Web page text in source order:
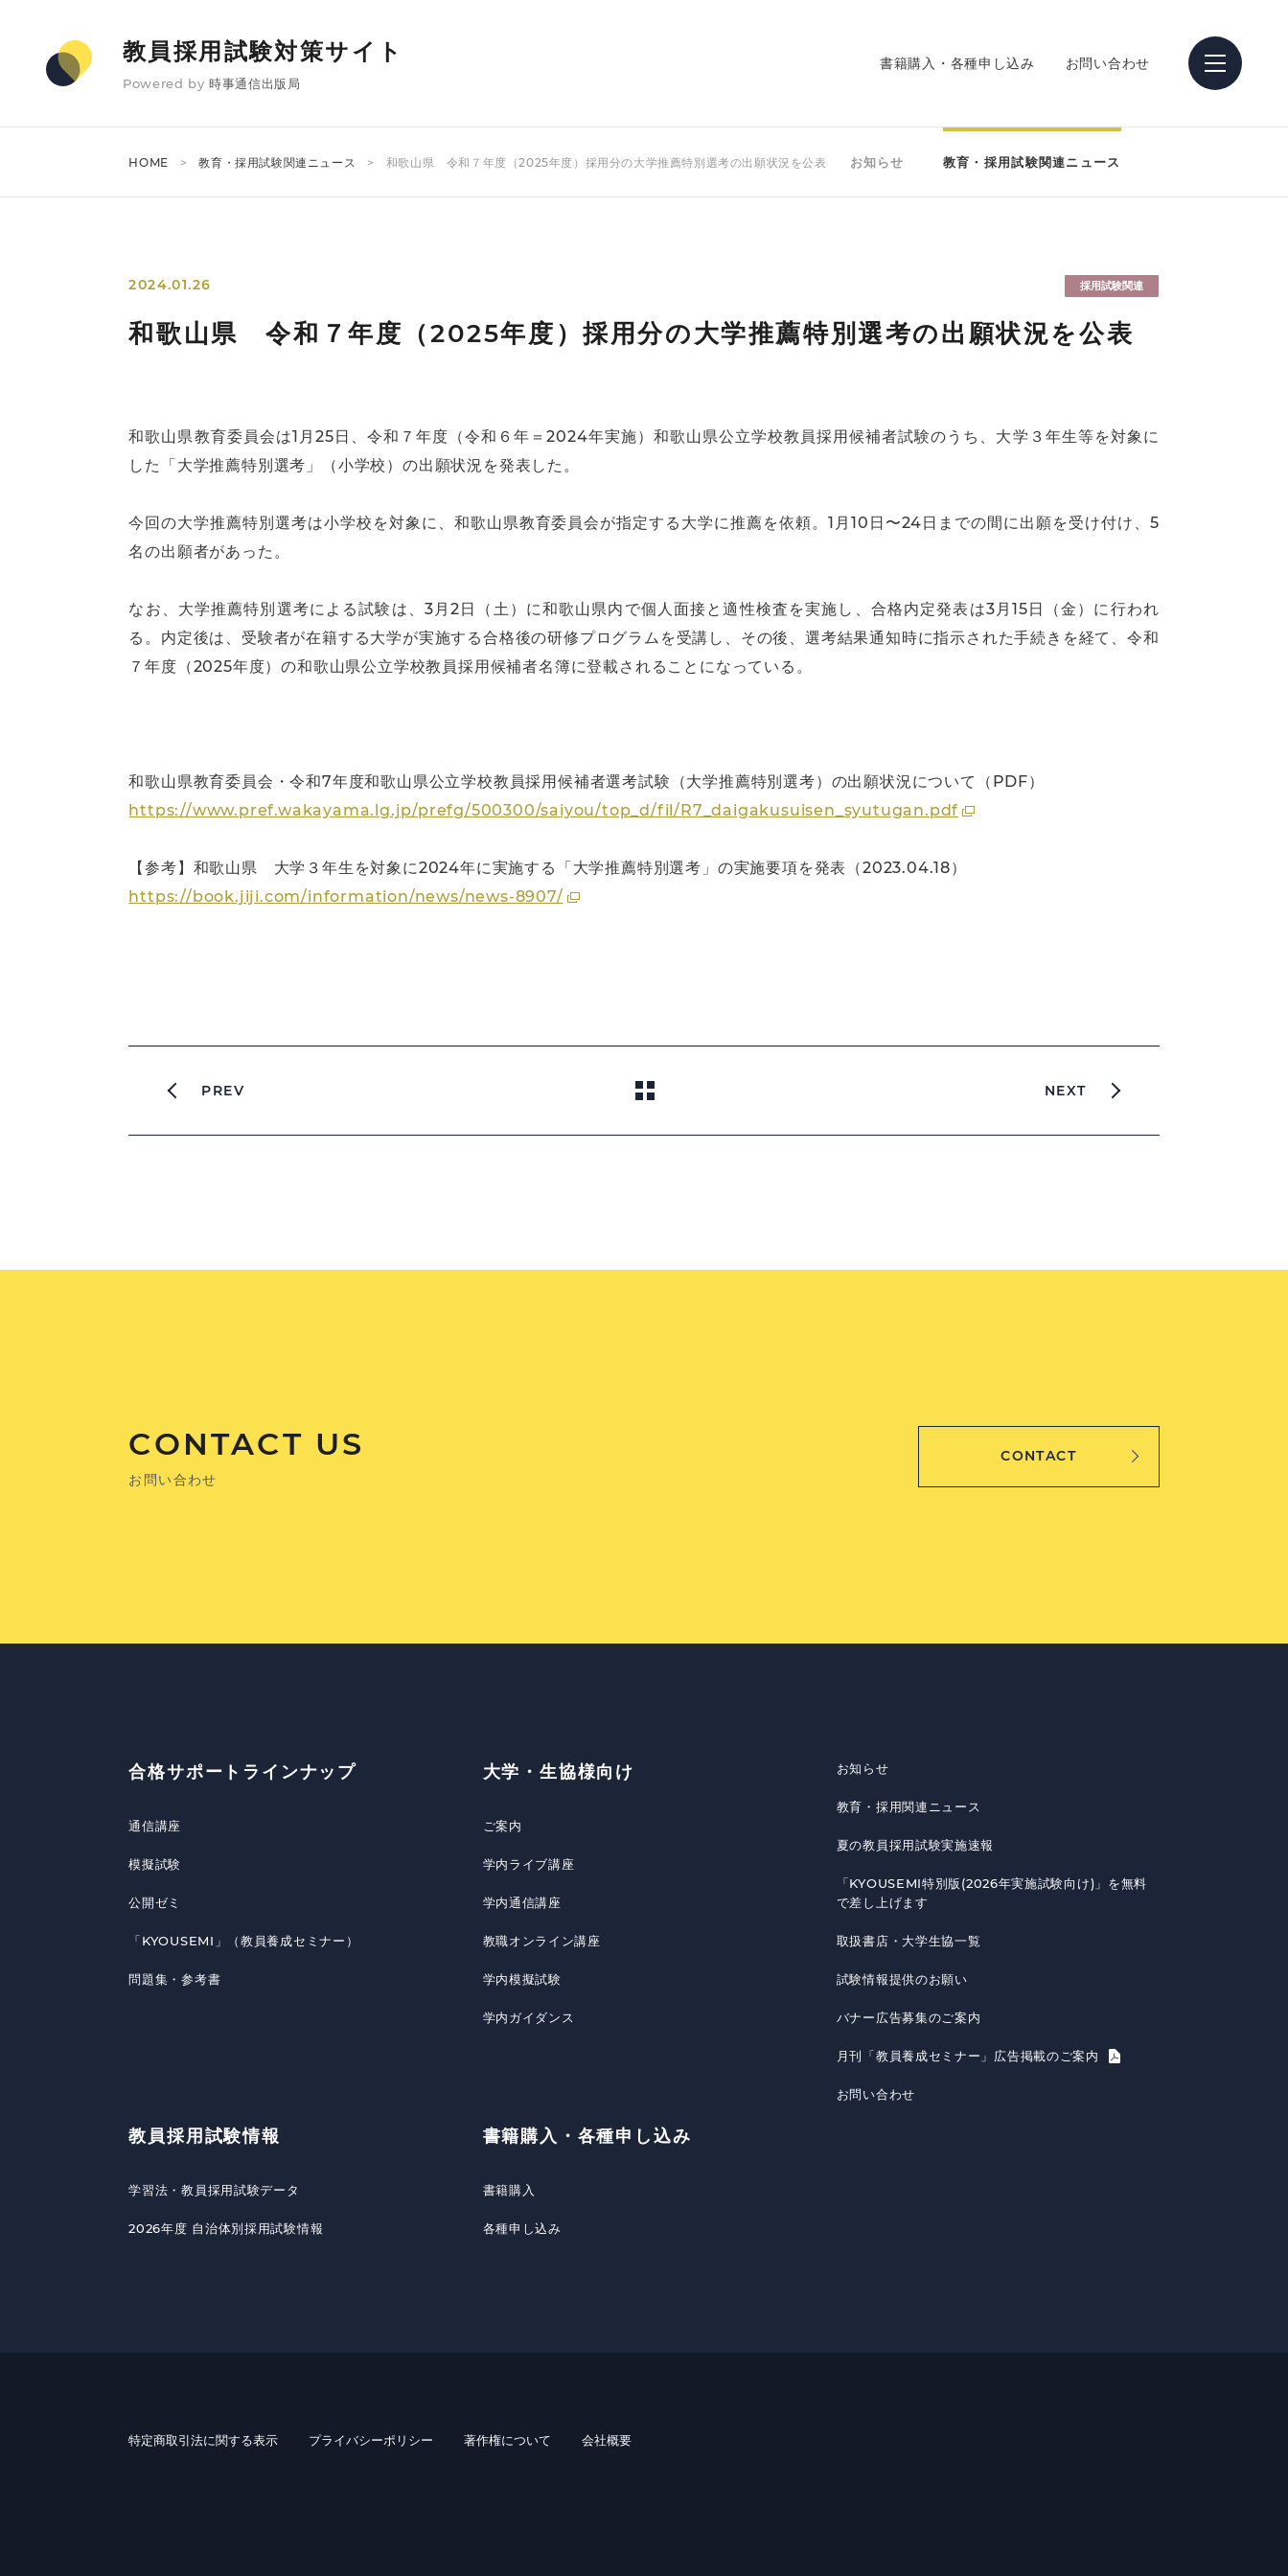
教員採用試験対策サイト
Powered by 時事通信出版局
書籍購入・各種申し込み お問い合わせ
HOME 教育・採用試験関連ニュース 和歌山県 令和７年度（2025年度）採用分の大学推薦特別選考の出願状況を公表 お知らせ 教育・採用試験関連ニュース
2024.01.26 採用試験関連
和歌山県 令和７年度（2025年度）採用分の大学推薦特別選考の出願状況を公表
和歌山県教育委員会は1月25日、令和７年度（令和６年＝2024年実施）和歌山県公立学校教員採用候補者試験のうち、大学３年生等を対象に
した「大学推薦特別選考」（小学校）の出願状況を発表した。
今回の大学推薦特別選考は小学校を対象に、和歌山県教育委員会が指定する大学に推薦を依頼。1月10日〜24日までの間に出願を受け付け、5
名の出願者があった。
なお、大学推薦特別選考による試験は、3月2日（土）に和歌山県内で個人面接と適性検査を実施し、合格内定発表は3月15日（金）に行われ
る。内定後は、受験者が在籍する大学が実施する合格後の研修プログラムを受講し、その後、選考結果通知時に指示された手続きを経て、令和
７年度（2025年度）の和歌山県公立学校教員採用候補者名簿に登載されることになっている。
和歌山県教育委員会・令和7年度和歌山県公立学校教員採用候補者選考試験（大学推薦特別選考）の出願状況について（PDF）
https://www.pref.wakayama.lg.jp/prefg/500300/saiyou/top_d/fil/R7_daigakusuisen_syutugan.pdf
【参考】和歌山県 大学３年生を対象に2024年に実施する「大学推薦特別選考」の実施要項を発表（2023.04.18）
https://book.jiji.com/information/news/news-8907/
PREV NEXT
CONTACT US
お問い合わせ
CONTACT
合格サポートラインナップ
通信講座
模擬試験
公開ゼミ
「KYOUSEMI」（教員養成セミナー）
問題集・参考書
教員採用試験情報
学習法・教員採用試験データ
2026年度 自治体別採用試験情報
大学・生協様向け
ご案内
学内ライブ講座
学内通信講座
教職オンライン講座
学内模擬試験
学内ガイダンス
書籍購入・各種申し込み
書籍購入
各種申し込み
お知らせ
教育・採用関連ニュース
夏の教員採用試験実施速報
「KYOUSEMI特別版(2026年実施試験向け)」を無料
で差し上げます
取扱書店・大学生協一覧
試験情報提供のお願い
バナー広告募集のご案内
月刊「教員養成セミナー」広告掲載のご案内
お問い合わせ
特定商取引法に関する表示 プライバシーポリシー 著作権について 会社概要